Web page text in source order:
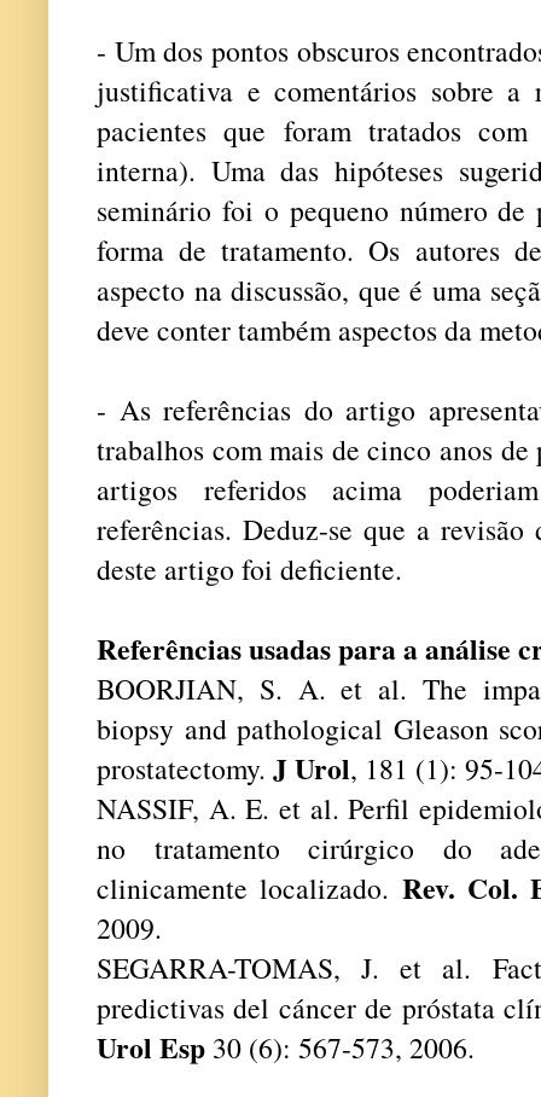
- Um dos pontos obscuros
justificativa e comentários sobre a
pacientes que foram tratados
interna). Uma das hipóteses
seminário foi o pequeno número de
forma de tratamento. Os autores
aspecto na discussão, que é uma
deve conter também aspectos da
- As referências do artigo
trabalhos com mais de cinco anos
artigos referidos acima
referências. Deduz-se que a
deste artigo foi deficiente.
Referências usadas para a análise
BOORJIAN, S. A. et al. The
biopsy and pathological Gleason
prostatectomy. J Urol, 181 (1): 95-
NASSIF, A. E. et al. Perfil
no tratamento cirúrgico do
clinicamente localizado. Rev. Col.
2009.
SEGARRA-TOMAS, J. et al.
predictivas del cáncer de próstata
Urol Esp 30 (6): 567-573, 2006.